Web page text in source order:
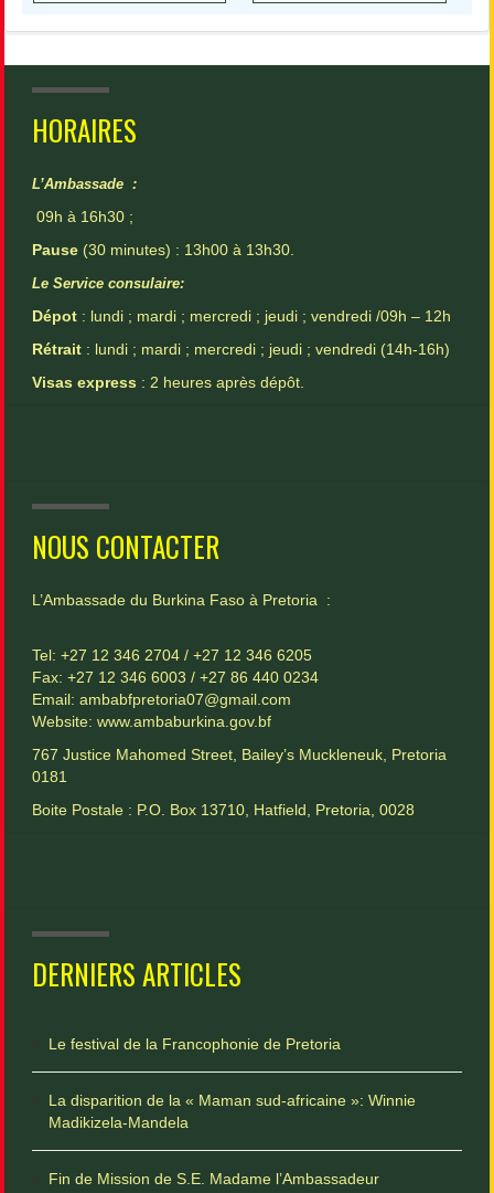
HORAIRES
L’Ambassade :
09h à 16h30 ;
Pause (30 minutes) : 13h00 à 13h30.
Le Service consulaire:
Dépot : lundi ; mardi ; mercredi ; jeudi ; vendredi /09h – 12h
Rétrait : lundi ; mardi ; mercredi ; jeudi ; vendredi (14h-16h)
Visas express : 2 heures après dépôt.
NOUS CONTACTER
L’Ambassade du Burkina Faso à Pretoria :
Tel: +27 12 346 2704 / +27 12 346 6205
Fax: +27 12 346 6003 / +27 86 440 0234
Email: ambabfpretoria07@gmail.com
Website: www.ambaburkina.gov.bf
767 Justice Mahomed Street, Bailey’s Muckleneuk, Pretoria
0181
Boite Postale : P.O. Box 13710, Hatfield, Pretoria, 0028
DERNIERS ARTICLES
Le festival de la Francophonie de Pretoria
La disparition de la « Maman sud-africaine »: Winnie
Madikizela-Mandela
Fin de Mission de S.E. Madame l’Ambassadeur